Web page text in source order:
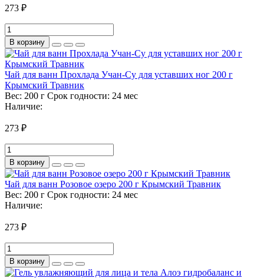
273 ₽
В корзину
Чай для ванн Прохлада Учан-Су для уставших ног 200 г
Крымский Травник
Вес: 200 г Срок годности: 24 мес
Наличие:
273 ₽
В корзину
Чай для ванн Розовое озеро 200 г Крымский Травник
Вес: 200 г Срок годности: 24 мес
Наличие:
273 ₽
В корзину